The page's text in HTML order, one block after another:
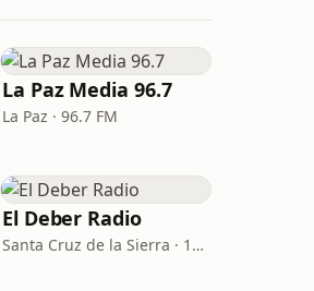
La Paz Media 96.7
La Paz · 96.7 FM
El Deber Radio
Santa Cruz de la Sierra · 103.3 FM